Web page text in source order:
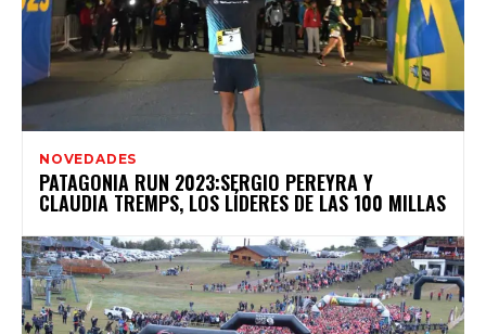
NOVEDADES
PATAGONIA RUN 2023:SERGIO PEREYRA Y
CLAUDIA TREMPS, LOS LÍDERES DE LAS 100 MILLAS